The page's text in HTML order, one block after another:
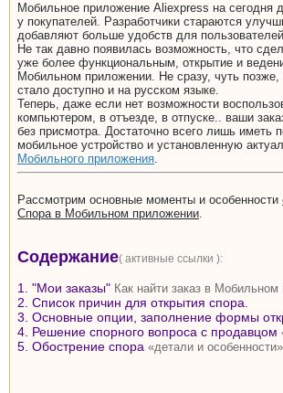
Мобильное приложение Aliexpress на сегодня
у покупателей. Разработчики стараются
добавляют больше удобств для
Не так давно появилась возможность, что
уже более функциональным, открытие и
Мобильном приложении. Не сразу, чуть позже,
стало доступно и на русском языке.
Теперь, даже если нет возможности
компьютером, в отъезде, в отпуске.. ваши
без присмотра. Достаточно всего лишь иметь
мобильное устройство и установленную
Мобильного приложения.
Рассмотрим основные моменты и особенности
Спора в Мобильном приложении.
Содержание( активные ссылки ):
1. "Мои заказы" Как найти заказ в
2. Список причин для открытия спора.
3. Основные опции, заполнение формы
4. Решение спорного вопроса с продавцом
5. Обострение спора «детали и особенности»